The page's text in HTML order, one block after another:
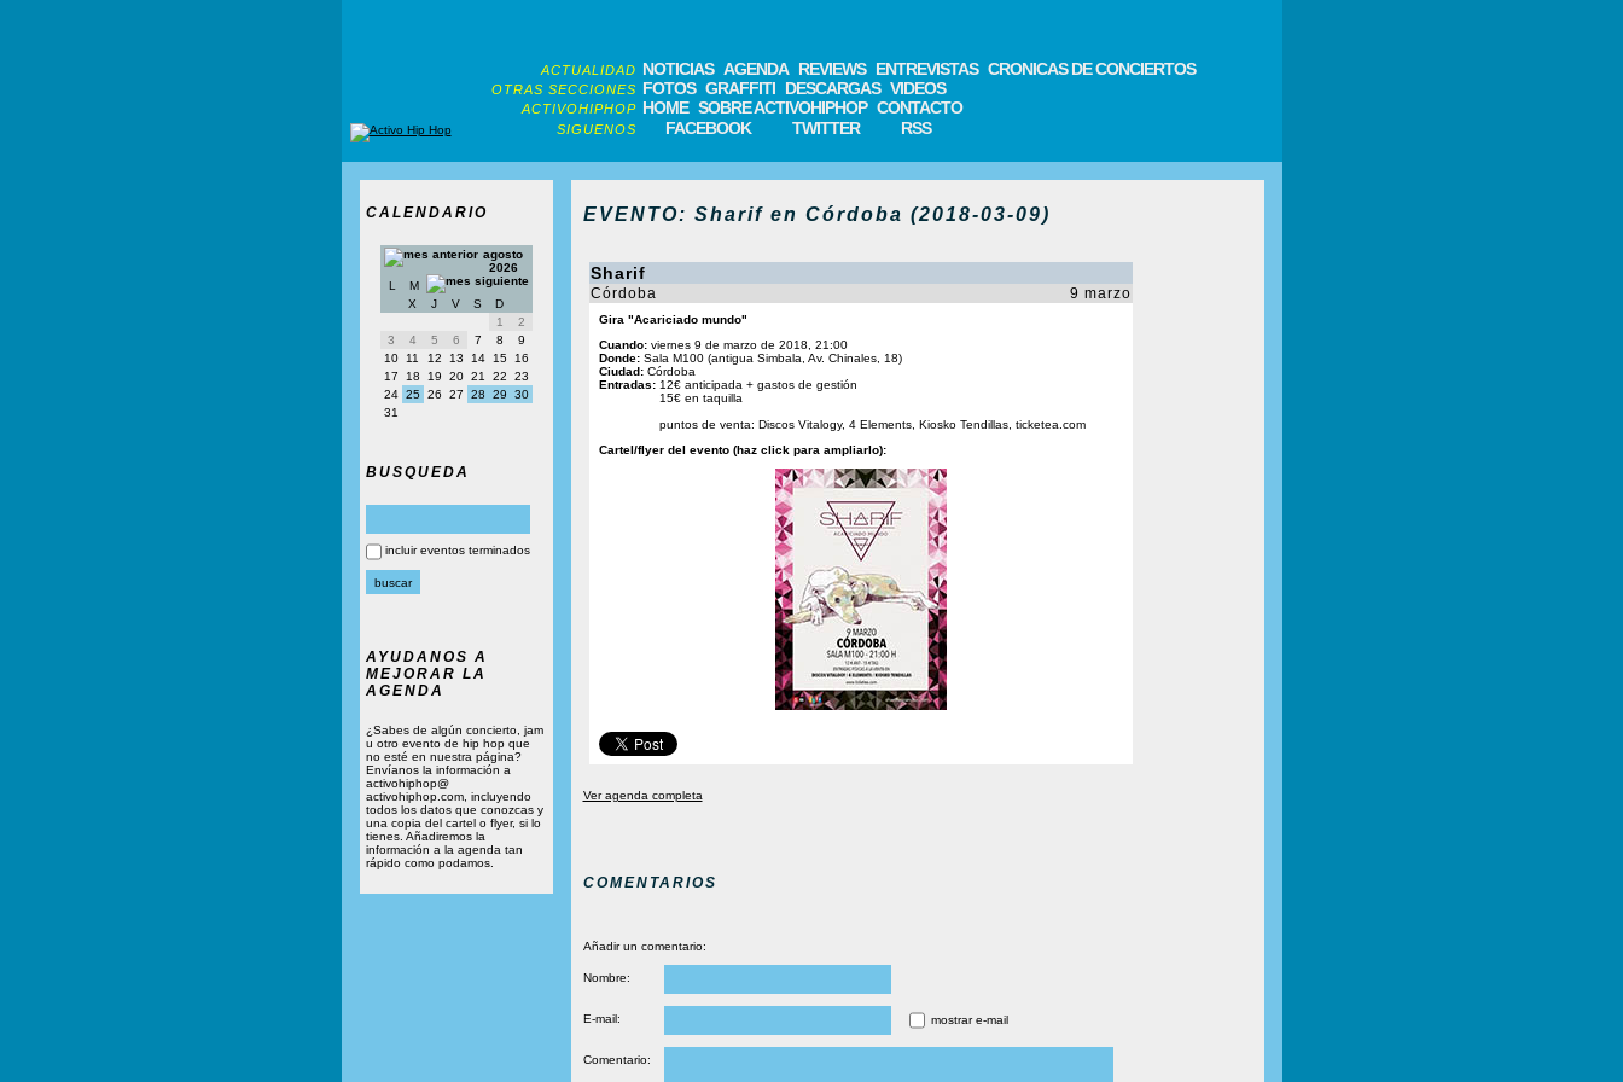
ACTUALIDAD NOTICIAS AGENDA REVIEWS ENTREVISTAS CRONICAS DE CONCIERTOS
OTRAS SECCIONES FOTOS GRAFFITI DESCARGAS VIDEOS
ACTIVOHIPHOP HOME SOBRE ACTIVOHIPHOP CONTACTO
SIGUENOS FACEBOOK TWITTER RSS
CALENDARIO
agosto
2026
L
M
X
J V S
D
1
2
3
4 5 6 7 8
9
10
11 12 13 14 15
16
17
18 19 20 21 22
23
24 25 26 27 28 29
30
31
BUSQUEDA
incluir eventos terminados
AYUDANOS A
MEJORAR LA
AGENDA
¿Sabes de algún concierto, jam
u otro evento de hip hop que
no esté en nuestra página?
Envíanos la información a
activohiphop@
activohiphop.com, incluyendo
todos los datos que conozcas y
una copia del cartel o flyer, si lo
tienes. Añadiremos la
información a la agenda tan
rápido como podamos.
EVENTO: Sharif en Córdoba (2018-03-09)
Sharif
Córdoba 9 marzo
Gira "Acariciado mundo"
Cuando:viernes 9 de marzo de 2018, 21:00
Donde:Sala M100 (antigua Simbala, Av. Chinales, 18)
Ciudad:Córdoba
Entradas: 12€ anticipada + gastos de gestión
15€ en taquilla
puntos de venta: Discos Vitalogy, 4 Elements, Kiosko Tendillas, ticketea.com
Cartel/flyer del evento (haz click para ampliarlo):
Ver agenda completa
COMENTARIOS
Añadir un comentario:
Nombre:
E-mail: mostrar e-mail
Comentario: